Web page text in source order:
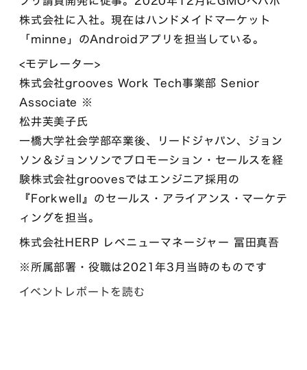
株式会社に入社。現在はハンドメイドマーケット
「minne」のAndroidアプリを担当している。
<モデレーター>
株式会社grooves Work Tech事業部 Senior
Associate ※
松井芙美子氏
一橋大学社会学部卒業後、リードジャパン、ジョン
ソン＆ジョンソンでプロモーション・セールスを経
験株式会社groovesではエンジニア採用の
『Forkwell』のセールス・アライアンス・マーケテ
ィングを担当。
株式会社HERP レベニューマネージャー 冨田真吾
※所属部署・役職は2021年3月当時のものです
イベントレポートを読む